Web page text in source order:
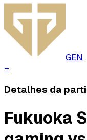
GEN
–
Detalhes da
Fukuoka